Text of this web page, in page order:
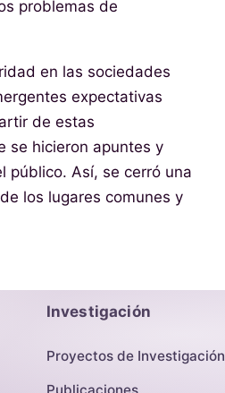
problemas de
en las sociedades
expectativas
de estas
se hicieron apuntes y
público. Así, se cerró una
los lugares comunes y
Investigación
Proyectos de Investigación